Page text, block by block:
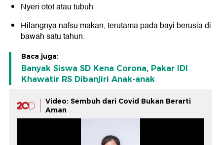
Nyeri otot atau tubuh
Hilangnya nafsu makan, terutama pada bayi berusia di
bawah satu tahun.
Baca juga:
Banyak Siswa SD Kena Corona, Pakar IDI
Khawatir RS Dibanjiri Anak-anak
Video: Sembuh dari Covid Bukan Berarti
Aman